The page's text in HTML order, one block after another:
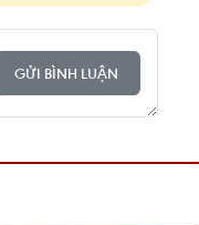
GỬI BÌNH LUẬN